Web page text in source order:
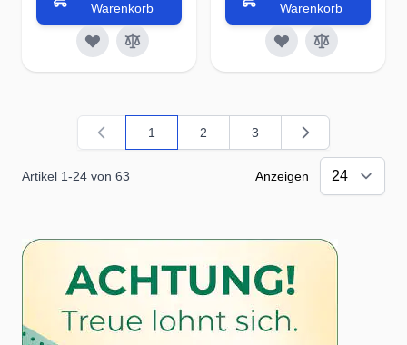
Warenkorb Warenkorb
Artikel 1-24 von 63
Sie lesen gerade Seite
1
Seite
2
Seite
3
Anzeigen